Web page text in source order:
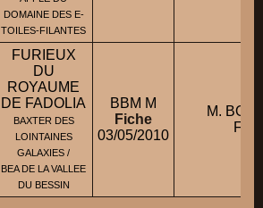
DOMAINE DES E-
TOILES-FILANTES
FURIEUX
DU
ROYAUME
DE FADOLIA
BAXTER DES
LOINTAINES
GALAXIES /
BEA DE LA VALLEE
DU BESSIN
BBM M
Fiche
03/05/2010
M.